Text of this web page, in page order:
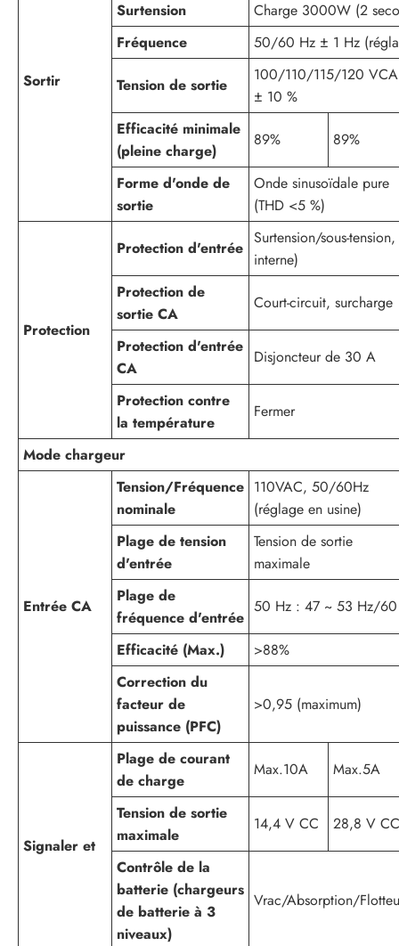
Sortir
Surtension
Charge 3000W (2
Fréquence
50/60 Hz ± 1 Hz
Tension de sortie
100/110/115/120 VCA
± 10 %
Efficacité minimale
(pleine charge)
89% 89%
Forme d'onde de
sortie
Onde sinusoïdale pure
(THD <5 %)
Protection
Protection d'entrée
Surtension/sous-
interne)
Protection de
sortie CA
Court-circuit, surcharge
Protection d'entrée
CA
Disjoncteur de 30 A
Protection contre
la température
Fermer
Mode chargeur
Entrée CA
Tension/Fréquence
nominale
110VAC, 50/60Hz
(réglage en usine)
Plage de tension
d'entrée
Tension de sortie
maximale
Plage de
fréquence d'entrée
50 Hz : 47 ~ 53 Hz/
Efficacité (Max.)
>88%
Correction du
facteur de
puissance (PFC)
>0,95 (maximum)
Signaler et
Plage de courant
de charge
Max.10A Max.5A
Tension de sortie
maximale
14,4 V CC 28,8 V CC
Contrôle de la
batterie (chargeurs
de batterie à 3
niveaux)
Vrac/Absorption/